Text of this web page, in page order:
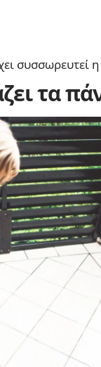
συσσωρευτεί
τα